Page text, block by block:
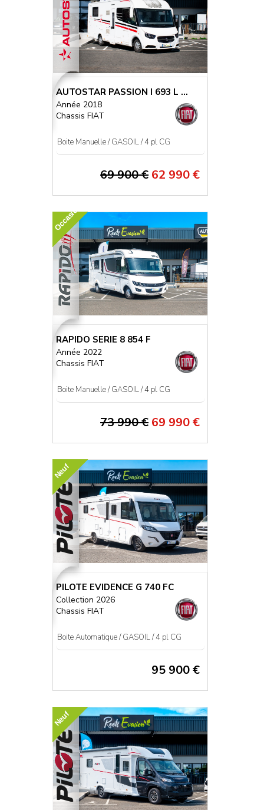
AUTOSTAR PASSION I 693 L ...
Année 2018
Chassis FIAT
Boite Manuelle / GASOIL / 4 pl CG
69 900 € 62 990 €
Occasion
RAPIDO SERIE 8 854 F
Année 2022
Chassis FIAT
Boite Manuelle / GASOIL / 4 pl CG
73 990 € 69 990 €
Neuf
PILOTE EVIDENCE G 740 FC
Collection 2026
Chassis FIAT
Boite Automatique / GASOIL / 4 pl CG
95 900 €
Neuf